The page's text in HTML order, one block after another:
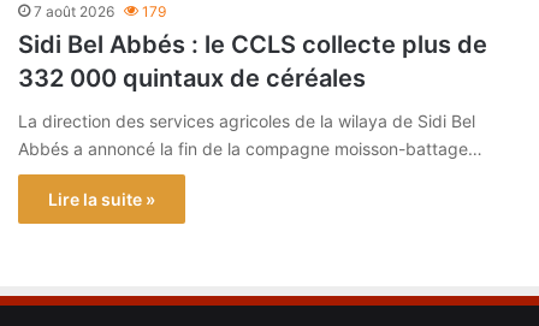
7 août 2026 179
Sidi Bel Abbés : le CCLS collecte plus de
332 000 quintaux de céréales
La direction des services agricoles de la wilaya de Sidi Bel
Abbés a annoncé la fin de la compagne moisson-battage…
Lire la suite »